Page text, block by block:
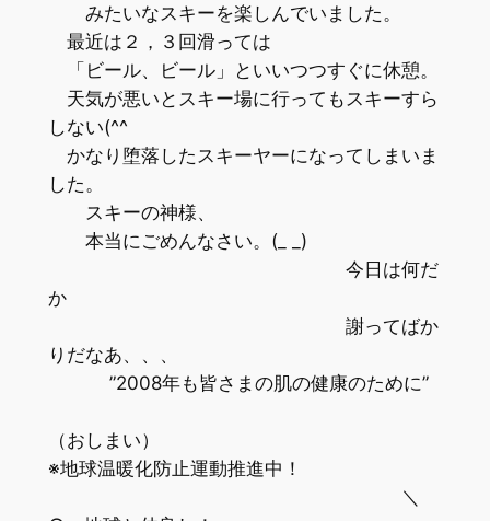
みたいなスキーを楽しんでいました。
最近は２，３回滑っては
「ビール、ビール」といいつつすぐに休憩。
天気が悪いとスキー場に行ってもスキーすら
しない(^^ゞ
かなり堕落したスキーヤーになってしまいま
した。
スキーの神様、
本当にごめんなさい。(_ _)
今日は何だ
か
謝ってばか
りだなあ、、、
”2008年も皆さまの肌の健康のために”
（おしまい）
※地球温暖化防止運動推進中！
＼